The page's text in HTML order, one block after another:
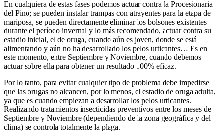
En cualquiera de estas fases podemos actuar contra la Procesionaria
del Pino; se pueden instalar trampas con atrayentes para la etapa de
mariposa, se pueden directamente eliminar los bolsones existentes
durante el período invernal y lo más recomendado, actuar contra su
estadio inicial, el de oruga, cuando aún es joven, donde se está
alimentando y aún no ha desarrollado los pelos urticantes… Es en
este momento, entre Septiembre y Noviembre, cuando debemos
actuar sobre ella para obtener un resultado 100% eficaz.
Por lo tanto, para evitar cualquier tipo de problema debe impedirse
que las orugas no alcancen, por lo menos, el estadio de oruga adulta,
ya que es cuando empiezan a desarrollar los pelos urticantes.
Realizando tratamientos insecticidas preventivos entre los meses de
Septiembre y Noviembre (dependiendo de la zona geográfica y del
clima) se controla totalmente la plaga.